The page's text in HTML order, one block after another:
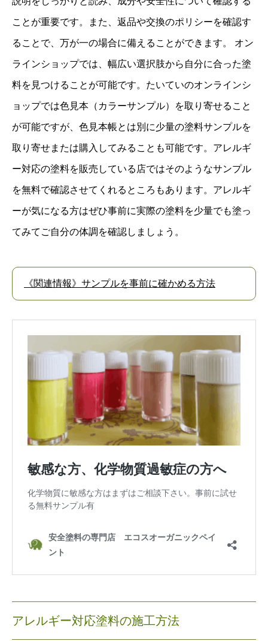
ことが重要です。また、返品や交換のポリシーを確認す
ることで、万が一の場合に備えることができます。 オン
ラインショップでは、幅広い選択肢から自分に合った塗
料を見つけることが可能です。たいていのオンラインシ
ョップでは色見本（カラーサンプル）を取り寄せること
が可能ですが、色見本帳とは別に少量の塗料サンプルを
取り寄せまたは購入してみることも可能です。アレルギ
ー対応の塗料を販売している店ではそのようなサンプル
を無料で確認させてくれるところもあります。アレルギ
ーが気になる方はぜひ事前に実際の塗料を少量でも塗っ
てみてご自分の体調を確認しましょう。
《関連情報》サンプルを事前に確かめる方法
アレルギー対応塗料の施工方法